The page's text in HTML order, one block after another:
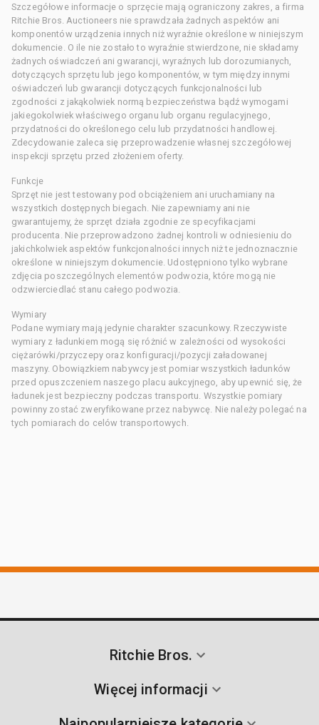
Szczegółowe informacje o sprzęcie mają ograniczony zakres, a firma
Ritchie Bros. Auctioneers nie sprawdzała żadnych aspektów ani
komponentów urządzenia innych niż wyraźnie określone w niniejszym
dokumencie. O ile nie zostało to wyraźnie stwierdzone, nie składamy
żadnych oświadczeń ani gwarancji, wyraźnych lub dorozumianych,
dotyczących sprzętu lub jego komponentów, w tym między innymi
oświadczeń lub gwarancji dotyczących funkcjonalności lub
zgodności z jakąkolwiek normą bezpieczeństwa bądź wymogami
jakiegokolwiek właściwego organu lub organu regulacyjnego,
przydatności do określonego celu lub przydatności handlowej.
Zdecydowanie zaleca się przeprowadzenie własnej szczegółowej
inspekcji sprzętu przed złożeniem oferty.
Funkcje
Sprzęt nie jest testowany pod obciążeniem ani uruchamiany na
wszystkich dostępnych biegach. Nie zapewniamy ani nie
gwarantujemy, że sprzęt działa zgodnie ze specyfikacjami
producenta. Nie przeprowadzono żadnej kontroli w odniesieniu do
jakichkolwiek aspektów funkcjonalności innych niż te jednoznacznie
określone w niniejszym dokumencie. Udostępniono tylko wybrane
zdjęcia poszczególnych elementów podwozia, które mogą nie
odzwierciedlać stanu całego podwozia.
Wymiary
Podane wymiary mają jedynie charakter szacunkowy. Rzeczywiste
wymiary z ładunkiem mogą się różnić w zależności od wysokości
ciężarówki/przyczepy oraz konfiguracji/pozycji załadowanej
maszyny. Obowiązkiem nabywcy jest pomiar wszystkich ładunków
przed opuszczeniem naszego placu aukcyjnego, aby upewnić się, że
ładunek jest bezpieczny podczas transportu. Wszystkie pomiary
powinny zostać zweryfikowane przez nabywcę. Nie należy polegać na
tych pomiarach do celów transportowych.
Ritchie Bros.
Więcej informacji